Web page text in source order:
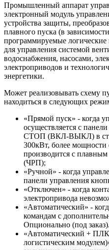
Промышленный аппарат
электронный модуль
устройства защиты,
плавного пуска (в
программируемые логические
для управления системой
водоснабжения, насосами,
электроприводов и
энергетики.
Может реализовывать схему
находиться в следующих
«Прямой пуск» - когда
осуществляется с
СТОП (ВКЛ-ВЫКЛ) в
300кВт, более мощности
производится с
(ЧРП);
«Ручной» - когда
панели управления
«Отключен» - когда
электропривода
«Автоматический» -
командам с
Опционально (под заказ).
«Автоматический +
логистическим